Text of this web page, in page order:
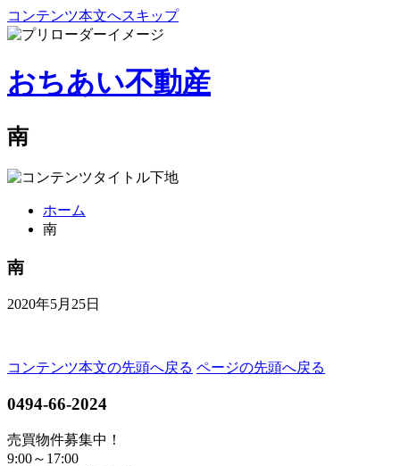
コンテンツ本文へスキップ
おちあい不動産
南
ホーム
南
南
2020年5月25日
コンテンツ本文の先頭へ戻る ページの先頭へ戻る
0494-66-2024
売買物件募集中！
9:00～17:00